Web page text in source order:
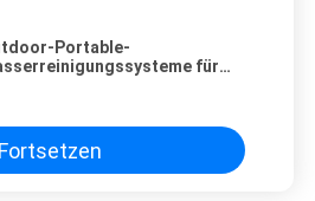
Portable-
für
Fortsetzen